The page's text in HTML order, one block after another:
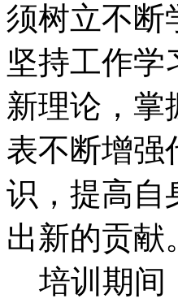
须树立不断
坚持工作学
新理论，掌
表不断增强
识，提高自
出新的贡献
培训期间